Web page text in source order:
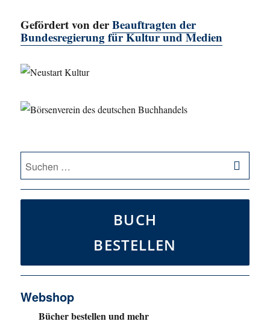
Gefördert von derBeauftragten der
Bundesregierung für Kultur und Medien
Suche
nach:
BUCH
BESTELLEN
Webshop
Bücher bestellen und mehr